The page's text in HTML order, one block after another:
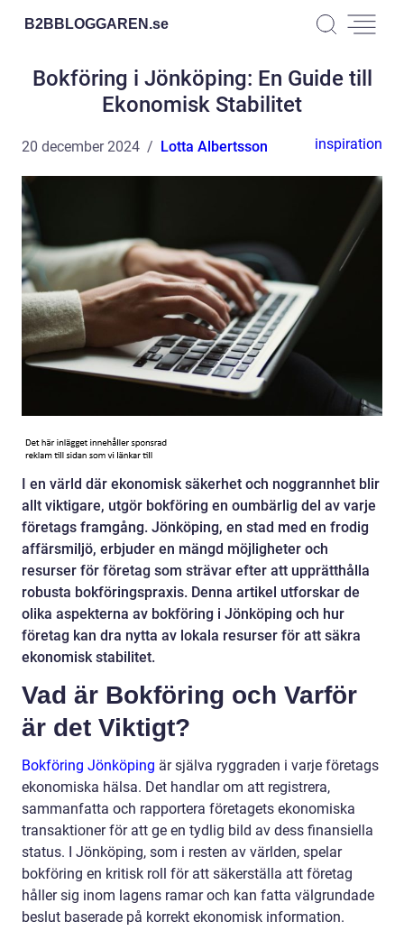
B2BBLOGGAREN.se
Bokföring i Jönköping: En Guide till
Ekonomisk Stabilitet
20 december 2024 Lotta Albertsson inspiration
I en värld där ekonomisk säkerhet och noggrannhet blir
allt viktigare, utgör bokföring en oumbärlig del av varje
företags framgång. Jönköping, en stad med en frodig
affärsmiljö, erbjuder en mängd möjligheter och
resurser för företag som strävar efter att upprätthålla
robusta bokföringspraxis. Denna artikel utforskar de
olika aspekterna av bokföring i Jönköping och hur
företag kan dra nytta av lokala resurser för att säkra
ekonomisk stabilitet.
Vad är Bokföring och Varför
är det Viktigt?
Bokföring Jönköping är själva ryggraden i varje företags
ekonomiska hälsa. Det handlar om att registrera,
sammanfatta och rapportera företagets ekonomiska
transaktioner för att ge en tydlig bild av dess finansiella
status. I Jönköping, som i resten av världen, spelar
bokföring en kritisk roll för att säkerställa att företag
håller sig inom lagens ramar och kan fatta välgrundade
beslut baserade på korrekt ekonomisk information.